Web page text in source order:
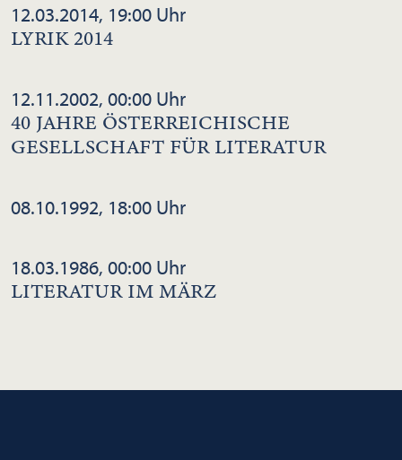
12.03.2014, 19:00 Uhr
LYRIK 2014
12.11.2002, 00:00 Uhr
40 JAHRE ÖSTERREICHISCHE
GESELLSCHAFT FÜR LITERATUR
08.10.1992, 18:00 Uhr
18.03.1986, 00:00 Uhr
LITERATUR IM MÄRZ